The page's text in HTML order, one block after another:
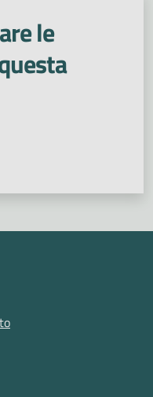
le
da 1 a 5 stelle